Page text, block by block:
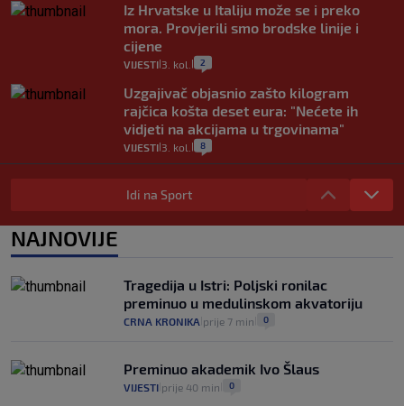
Iz Hrvatske u Italiju može se i preko
mora. Provjerili smo brodske linije i
cijene
VIJESTI 3. kol. 2
Uzgajivač objasnio zašto kilogram
rajčica košta deset eura: "Nećete ih
vidjeti na akcijama u trgovinama"
VIJESTI 3. kol. 8
Selidba je jedno od stresnijih iskustava.
Evo aktualnih cijena i nekoliko savjeta
0
automobilom na Hvar iz Zagreba, a
koliko iz Osijeka
VIJESTI 14
Idi na Sport
NAJNOVIJE
Tragedija u Istri: Poljski ronilac
preminuo u medulinskom akvatoriju
CRNA KRONIKA prije 7 min 0
Preminuo akademik Ivo Šlaus
VIJESTI prije 40 min 0